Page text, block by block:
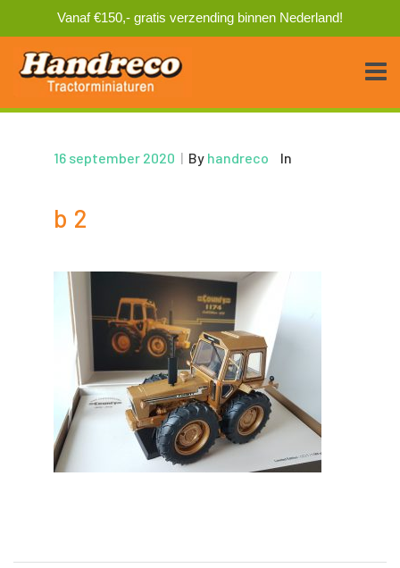
Vanaf €150,- gratis verzending binnen Nederland!
16 september 2020 | By handreco In
b 2